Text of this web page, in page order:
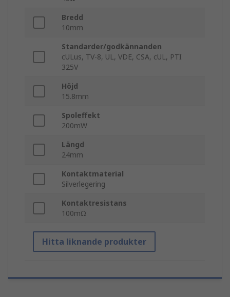
Bredd
10mm
Standarder/godkännanden
cULus, TV-8, UL, VDE, CSA, cUL, PTI
325V
Höjd
15.8mm
Spoleffekt
200mW
Längd
24mm
Kontaktmaterial
Silverlegering
Kontaktresistans
100mΩ
Hitta liknande produkter